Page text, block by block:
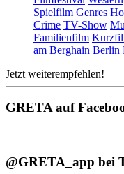
Spielfilm Genres
Crime TV-Show
Familienfilm
am Berghain Berlin
Jetzt weiterempfehlen!
GRETA auf
@GRETA_app bei